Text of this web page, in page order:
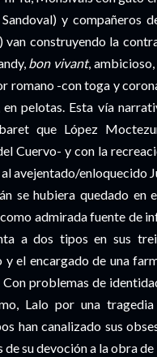
y compañeros
van construyendo la
bon vivant,
-con toga y
pelotas. Esta vía
que López
Cuervo- y con la
avejentado/enloquecido
se hubiera quedado
admirada fuente de
a dos tipos en sus
el encargado de una
problemas de
Lalo por una
han canalizado sus
su devoción a la obra